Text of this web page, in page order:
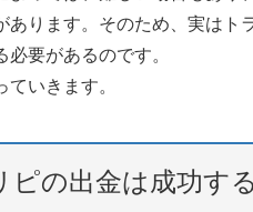
ります。そのため、実はト
要があるのです。
いきます。
の出金は成功す